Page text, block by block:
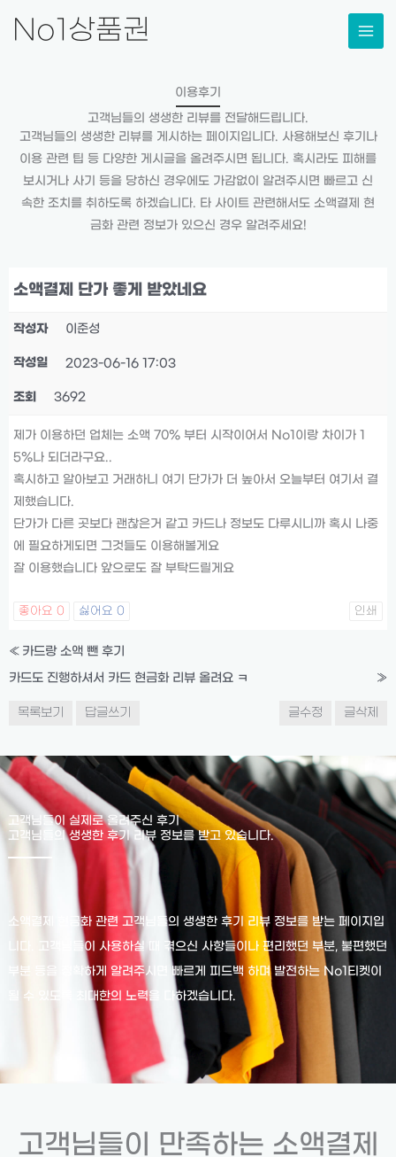
No1상품권
이용후기
고객님들의 생생한 리뷰를 전달해드립니다.
고객님들의 생생한 리뷰를 게시하는 페이지입니다. 사용해보신 후기나
이용 관련 팁 등 다양한 게시글을 올려주시면 됩니다. 혹시라도 피해를
보시거나 사기 등을 당하신 경우에도 가감없이 알려주시면 빠르고 신
속한 조치를 취하도록 하겠습니다. 타 사이트 관련해서도 소액결제 현
금화 관련 정보가 있으신 경우 알려주세요!
소액결제 단가 좋게 받았네요
작성자 이준성
작성일 2023-06-16 17:03
조회 3692
제가 이용하던 업체는 소액 70% 부터 시작이어서 No1이랑 차이가 1
5%나 되더라구요..
혹시하고 알아보고 거래하니 여기 단가가 더 높아서 오늘부터 여기서 결
제했습니다.
단가가 다른 곳보다 괜찮은거 같고 카드나 정보도 다루시니까 혹시 나중
에 필요하게되면 그것들도 이용해볼게요
잘 이용했습니다 앞으로도 잘 부탁드릴게요
좋아요 0 싫어요 0 인쇄
« 카드랑 소액 뺀 후기
카드도 진행하셔서 카드 현금화 리뷰 올려요 ㅋ
»
목록보기 답글쓰기 글수정 글삭제
고객님들이 실제로 올려주신 후기
고객님들의 생생한 후기 리뷰 정보를 받고 있습니다.
소액결제 현금화 관련 고객님들의 생생한 후기 리뷰 정보를 받는 페이지입
니다. 고객님들이 사용하실 때 겪으신 사항들이나 편리했던 부분, 불편했던
부분 등을 정확하게 알려주시면 빠르게 피드백 하며 발전하는 No1티켓이
될 수 있도록 최대한의 노력을 다하겠습니다.
고객님들이 만족하는 소액결제